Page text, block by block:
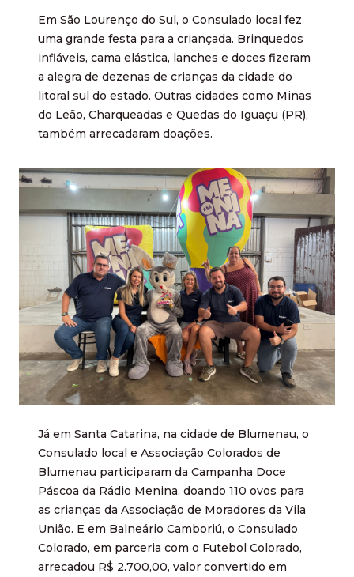
Em São Lourenço do Sul, o Consulado local fez
uma grande festa para a criançada. Brinquedos
infláveis, cama elástica, lanches e doces fizeram
a alegra de dezenas de crianças da cidade do
litoral sul do estado. Outras cidades como Minas
do Leão, Charqueadas e Quedas do Iguaçu (PR),
também arrecadaram doações.
Já em Santa Catarina, na cidade de Blumenau, o
Consulado local e Associação Colorados de
Blumenau participaram da Campanha Doce
Páscoa da Rádio Menina, doando 110 ovos para
as crianças da Associação de Moradores da Vila
União. E em Balneário Camboriú, o Consulado
Colorado, em parceria com o Futebol Colorado,
arrecadou R$ 2.700,00, valor convertido em